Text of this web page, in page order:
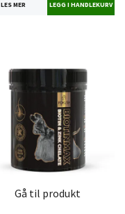
LES MER
Gå til produkt